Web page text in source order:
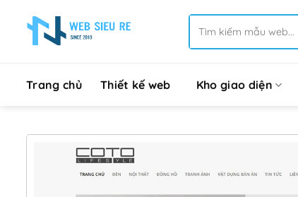
kiếm:
Trang chủ Thiết kế web Kho giao diện